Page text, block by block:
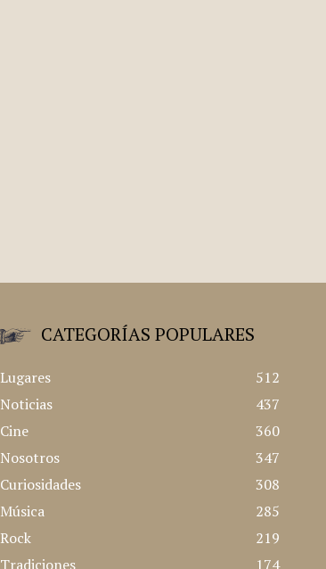
CATEGORÍAS POPULARES
Lugares
512
Noticias
437
Cine
360
Nosotros
347
Curiosidades
308
Música
285
Rock
219
Tradiciones
174